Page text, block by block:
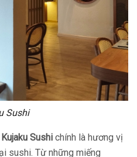
Sushi
Kujaku Sushi chính là hương vị
sushi. Từ những miếng